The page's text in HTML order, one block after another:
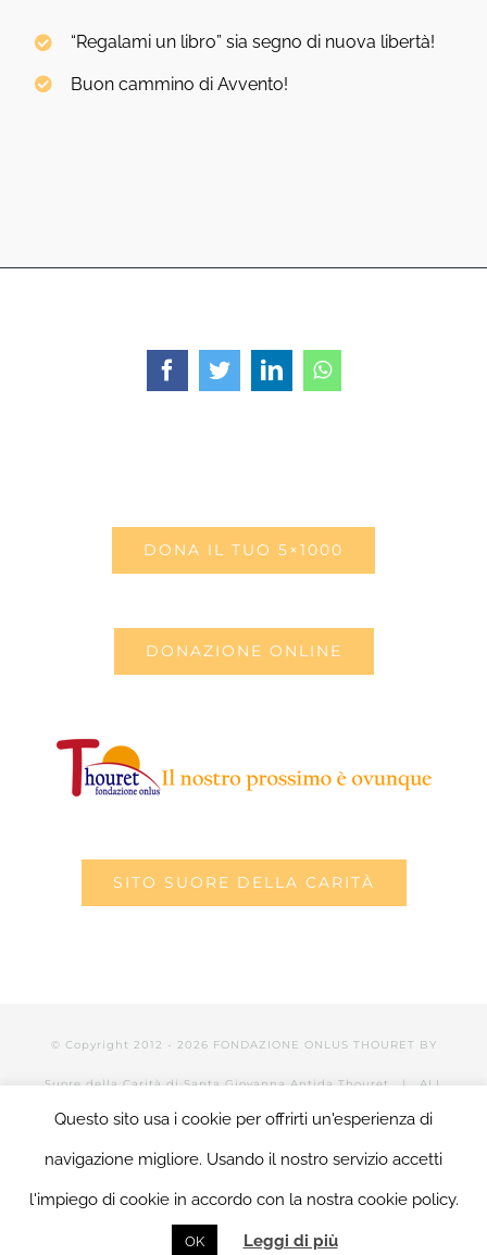
“Regalami un libro” sia segno di nuova libertà!
Buon cammino di Avvento!
FacebookTwitterLinkedInWhatsApp
DONA IL TUO 5×1000
DONAZIONE ONLINE
SITO SUORE DELLA CARITÀ
© Copyright 2012 - 2026 FONDAZIONE ONLUS THOURET BY
Suore della Carità di Santa Giovanna Antida Thouret | ALL
RIGHTS RESERVED | POWERED BY Valerio Mattia |LOGIN
Facebook Tumblr Email
Questo sito usa i cookie per offrirti un'esperienza di
navigazione migliore. Usando il nostro servizio accetti
l'impiego di cookie in accordo con la nostra cookie policy.
OK Leggi di più